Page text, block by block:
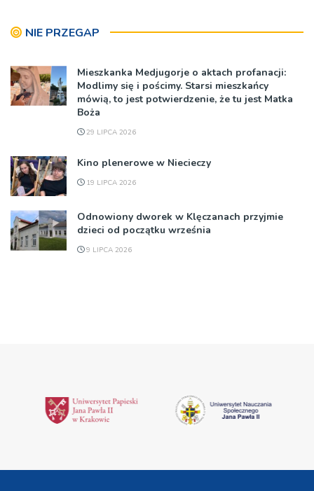
NIE PRZEGAP
Mieszkanka Medjugorje o aktach profanacji:
Modlimy się i pościmy. Starsi mieszkańcy
mówią, to jest potwierdzenie, że tu jest Matka
Boża
29 LIPCA 2026
Kino plenerowe w Niecieczy
19 LIPCA 2026
Odnowiony dworek w Klęczanach przyjmie
dzieci od początku września
9 LIPCA 2026